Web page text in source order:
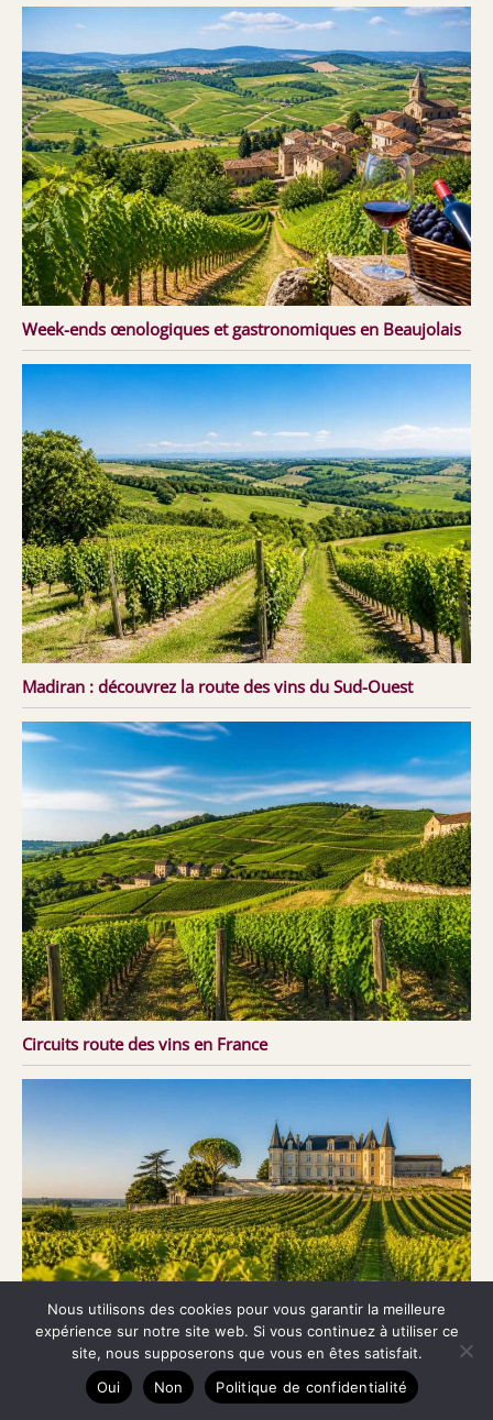
Week-ends œnologiques et gastronomiques en Beaujolais
Madiran : découvrez la route des vins du Sud-Ouest
Circuits route des vins en France
Circuits touristiques dans les vignobles bordelais
Nous utilisons des cookies pour vous garantir la meilleure
expérience sur notre site web. Si vous continuez à utiliser ce
site, nous supposerons que vous en êtes satisfait.
Oui
Non Politique de confidentialité